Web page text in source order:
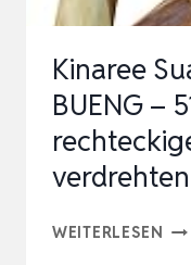
Kinaree
BUENG –
WEITERLESEN